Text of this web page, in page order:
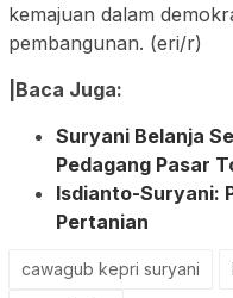
kemajuan dalam
pembangunan. (eri/r)
|Baca Juga:
Suryani Belanja
Pedagang Pasar
Isdianto-Suryani:
Pertanian
cawagub kepri suryani